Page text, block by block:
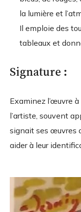
la lumière et
Il emploie des
tableaux et
Signature :
Examinez l’œuvre
l’artiste, souvent
signait ses œuvres
aider à leur